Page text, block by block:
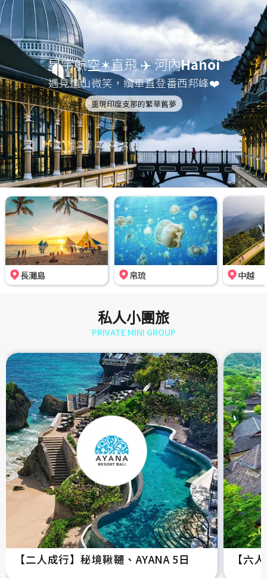
星宇航空✶直飛 ✈️ 河內Hanoi
遇見遠山微笑，纜車直登番西邦峰❤️
重現印度支那的繁華舊夢
長灘島 帛琉 中越
私人小團旅
PRIVATE MINI GROUP
【二人成行】秘境鞦韆、AYANA 5日 【六